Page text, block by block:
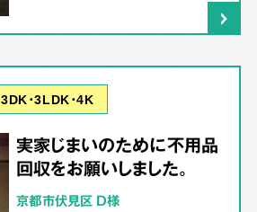
3DK･3LDK･4K
実家じまいのために不用品
回収をお願いしました。
京都市伏見区 D様